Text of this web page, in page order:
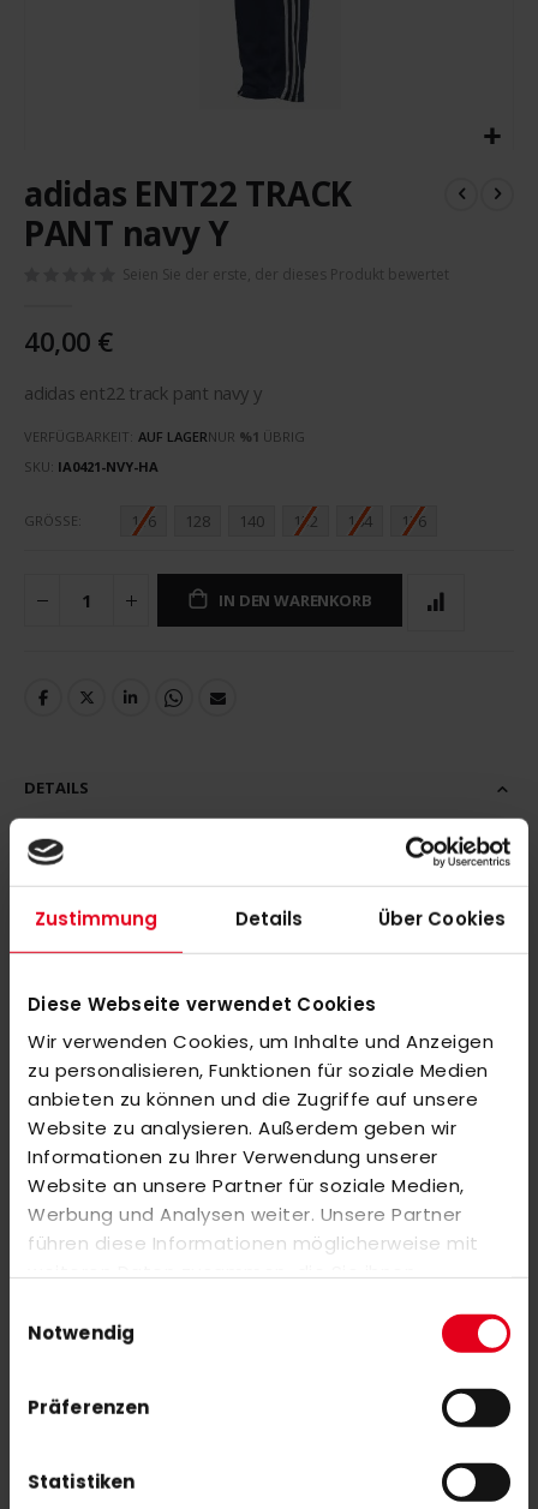
Zustimmung Details Über Cookies
Diese Webseite verwendet Cookies
Wir verwenden Cookies, um Inhalte und Anzeigen
zu personalisieren, Funktionen für soziale Medien
anbieten zu können und die Zugriffe auf unsere
Website zu analysieren. Außerdem geben wir
Informationen zu Ihrer Verwendung unserer
Website an unsere Partner für soziale Medien,
Werbung und Analysen weiter. Unsere Partner
führen diese Informationen möglicherweise mit
weiteren Daten zusammen, die Sie ihnen
Nutzung der Dienste gesammelt haben.
Notwendig
Präferenzen
Statistiken
Anfang
der
Bildergalerie
adidas ENT22 TRACK
PANT navy Y
Seien Sie der erste, der dieses Produkt bewertet
40,00 €
adidas ent22 track pant navy y
VERFÜGBARKEIT: AUF LAGERNUR %1 ÜBRIG
SKU IA0421-NVY-HA
GRÖSSE 116 128 140 152 164 176
IN DEN WARENKORB
DETAILS
MEHR INFORMATIONEN
BEWERTUNGEN
ÄHNLICHE PRODUKTE
Markieren Sie die Artikel, um Sie dem Warenkorb hinzuzufügen
oderAlle auswählen
adidas FABELA X 2 26/27 White-Lilac 4.5
160,00 €
NEWSLETTER ANMELDUNG